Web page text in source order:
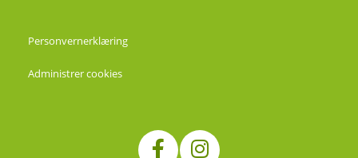
Personvernerklæring
Administrer cookies